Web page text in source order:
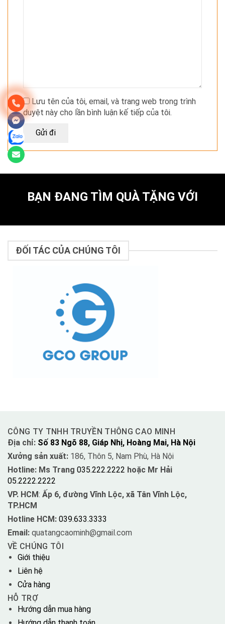
Lưu tên của tôi, email, và trang web trong trình
duyệt này cho lần bình luận kế tiếp của tôi.
BẠN ĐANG TÌM QUÀ TẶNG VỚI
ĐỐI TÁC CỦA CHÚNG TÔI
CÔNG TY TNHH TRUYỀN THÔNG CAO MINH
Địa chỉ: Số 83 Ngõ 88, Giáp Nhị, Hoàng Mai, Hà Nội
Xưởng sản xuất: 186, Thôn 5, Nam Phù, Hà Nội
Hotline: Ms Trang 035.222.2222 hoặc Mr Hải
05.2222.2222
VP. HCM: Ấp 6, đường Vĩnh Lộc, xã Tân Vĩnh Lộc,
TP.HCM
Hotline HCM: 039.633.3333
Email: quatangcaominh@gmail.com
VỀ CHÚNG TÔI
Giới thiệu
Liên hệ
Cửa hàng
HỖ TRỢ
Hướng dẫn mua hàng